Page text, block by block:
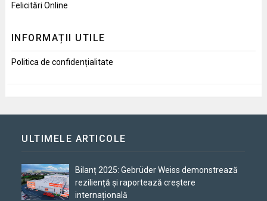
Felicitări Online
INFORMAȚII UTILE
Politica de confidențialitate
ULTIMELE ARTICOLE
Bilanț 2025: Gebrüder Weiss demonstrează
reziliență și raportează creștere
internațională